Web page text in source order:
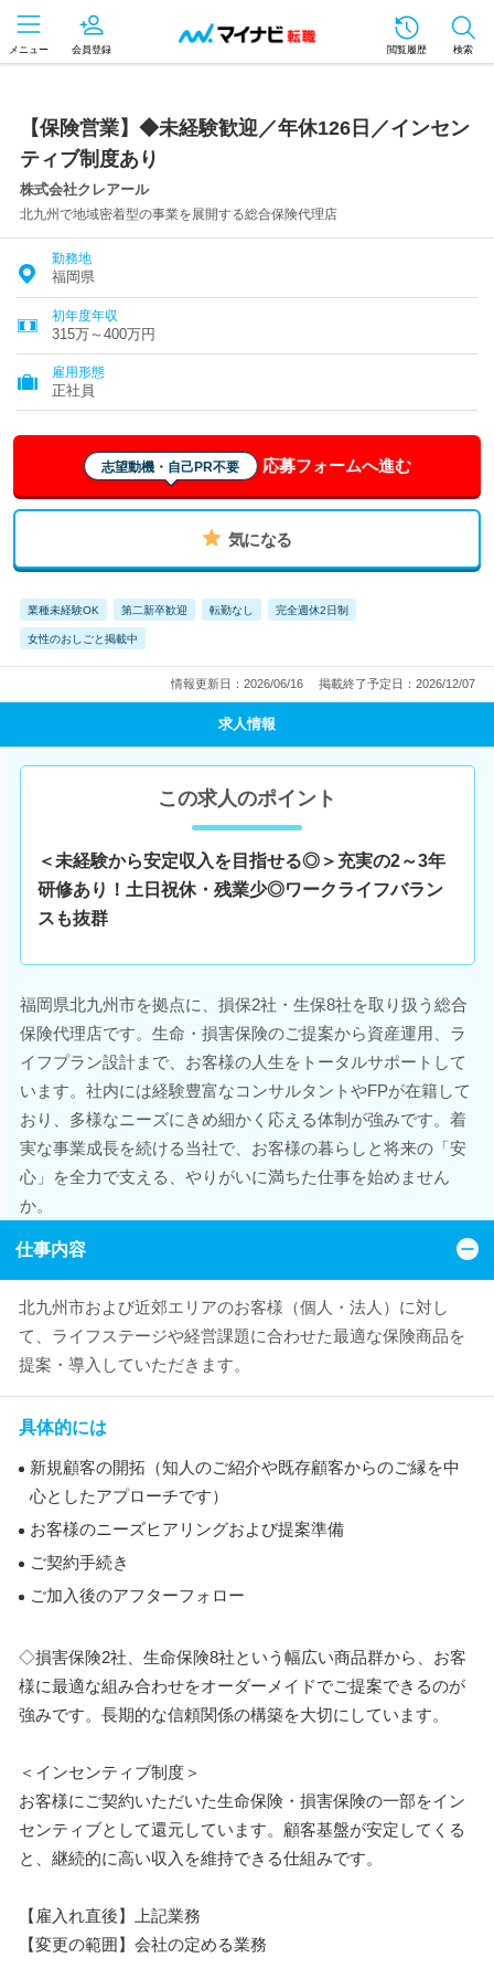
メニュー 会員登録 閲覧履歴 検索
【保険営業】◆未経験歓迎／年休126日／インセン
ティブ制度あり
株式会社クレアール
北九州で地域密着型の事業を展開する総合保険代理店
勤務地
福岡県
初年度年収
315万～400万円
雇用形態
正社員
志望動機・自己PR不要 応募フォームへ進む
気になる
業種未経験OK 第二新卒歓迎 転勤なし 完全週休2日制
女性のおしごと掲載中
情報更新日：2026/06/16 掲載終了予定日：2026/12/07
求人情報
この求人のポイント
＜未経験から安定収入を目指せる◎＞充実の2～3年
研修あり！土日祝休・残業少◎ワークライフバラン
スも抜群
福岡県北九州市を拠点に、損保2社・生保8社を取り扱う総合
保険代理店です。生命・損害保険のご提案から資産運用、ラ
イフプラン設計まで、お客様の人生をトータルサポートして
います。社内には経験豊富なコンサルタントやFPが在籍して
おり、多様なニーズにきめ細かく応える体制が強みです。着
実な事業成長を続ける当社で、お客様の暮らしと将来の「安
心」を全力で支える、やりがいに満ちた仕事を始めません
か。
仕事内容
北九州市および近郊エリアのお客様（個人・法人）に対し
て、ライフステージや経営課題に合わせた最適な保険商品を
提案・導入していただきます。
具体的には
新規顧客の開拓（知人のご紹介や既存顧客からのご縁を中
心としたアプローチです）
お客様のニーズヒアリングおよび提案準備
ご契約手続き
ご加入後のアフターフォロー
◇損害保険2社、生命保険8社という幅広い商品群から、お客
様に最適な組み合わせをオーダーメイドでご提案できるのが
強みです。長期的な信頼関係の構築を大切にしています。
＜インセンティブ制度＞
お客様にご契約いただいた生命保険・損害保険の一部をイン
センティブとして還元しています。顧客基盤が安定してくる
と、継続的に高い収入を維持できる仕組みです。
【雇入れ直後】上記業務
【変更の範囲】会社の定める業務